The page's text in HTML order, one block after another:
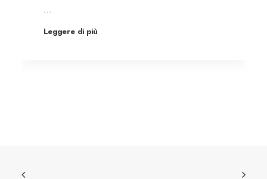
…
Leggere di più